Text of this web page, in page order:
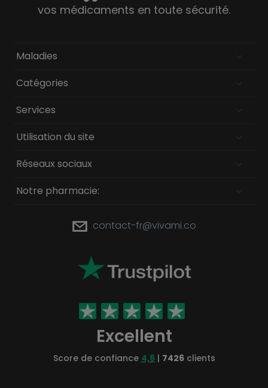
vos médicaments en toute sécurité.
Maladies
Catégories
Services
Utilisation du site
Réseaux sociaux
Notre pharmacie:
contact-fr@vivami.co
Excellent
Score de confiance 4,6| 7426clients